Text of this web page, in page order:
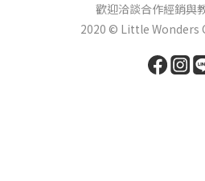
歡迎洽談合作經銷與
2020 © Little Wonders